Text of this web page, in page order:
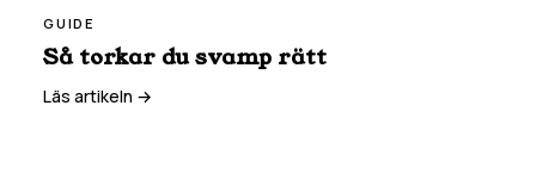
GUIDE
Så torkar du svamp rätt
Läs artikeln →